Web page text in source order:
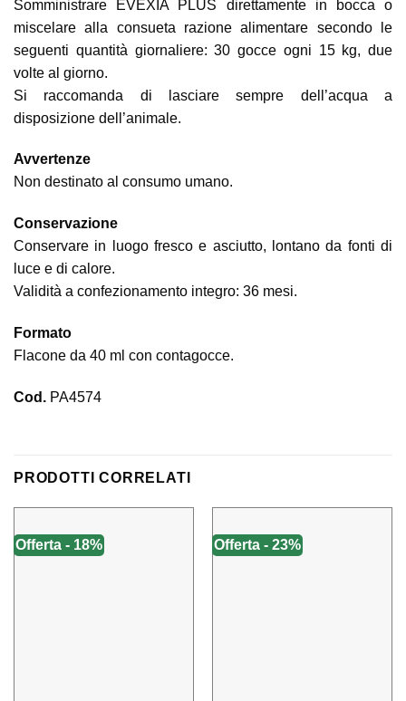
Somministrare EVEXIA PLUS direttamente in bocca o
miscelare alla consueta razione alimentare secondo le
seguenti quantità giornaliere: 30 gocce ogni 15 kg, due
volte al giorno.
Si raccomanda di lasciare sempre dell’acqua a
disposizione dell’animale.
Avvertenze
Non destinato al consumo umano.
Conservazione
Conservare in luogo fresco e asciutto, lontano da fonti di
luce e di calore.
Validità a confezionamento integro: 36 mesi.
Formato
Flacone da 40 ml con contagocce.
Cod. PA4574
PRODOTTI CORRELATI
Offerta - 18% Offerta - 23%